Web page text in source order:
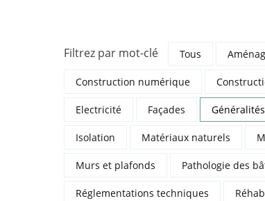
Filtrez par mot-clé Tous
Construction numérique
Electricité Façades Généralités
Isolation Matériaux naturels
Murs et plafonds Pathologie des
Réglementations techniques